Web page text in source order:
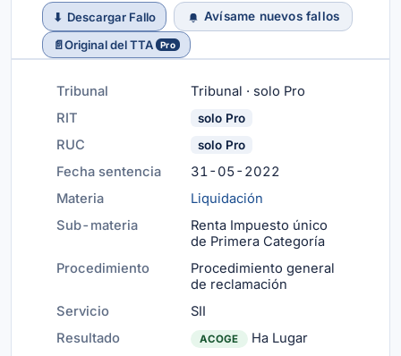
⬇ Descargar Fallo
Avísame nuevos fallos
📄Original del TTA Pro
Tribunal
Tribunal · solo Pro
RIT
solo Pro
RUC solo Pro
Fecha sentencia
31-05-2022
Materia
Liquidación
Sub-materia
Renta Impuesto único
de Primera Categoría
Procedimiento
Procedimiento general
de reclamación
Servicio
SII
Resultado
ACOGE Ha Lugar